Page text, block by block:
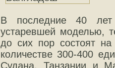
В последние 40
устаревшей моделью,
до сих пор состоят
количестве 300-400
Судана, Танзании и